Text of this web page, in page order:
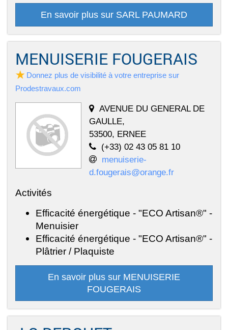
En savoir plus sur SARL PAUMARD
MENUISERIE FOUGERAIS
Donnez plus de visibilité à votre entreprise sur
Prodestravaux.com
AVENUE DU GENERAL DE
GAULLE,
53500, ERNEE
(+33) 02 43 05 81 10
menuiserie-
d.fougerais@orange.fr
Activités
Efficacité énergétique - "ECO Artisan®" -
Menuisier
Efficacité énergétique - "ECO Artisan®" -
Plâtrier / Plaquiste
En savoir plus sur MENUISERIE
FOUGERAIS